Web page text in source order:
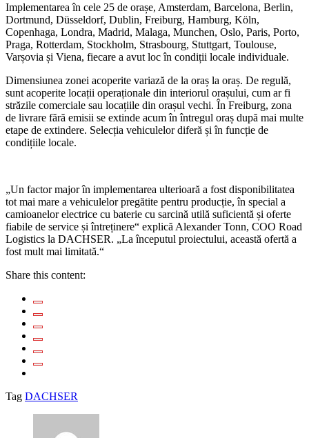
Implementarea în cele 25 de orașe, Amsterdam, Barcelona, Berlin,
Dortmund, Düsseldorf, Dublin, Freiburg, Hamburg, Köln,
Copenhaga, Londra, Madrid, Malaga, Munchen, Oslo, Paris, Porto,
Praga, Rotterdam, Stockholm, Strasbourg, Stuttgart, Toulouse,
Varșovia și Viena, fiecare a avut loc în condiții locale individuale.
Dimensiunea zonei acoperite variază de la oraș la oraș. De regulă,
sunt acoperite locații operaționale din interiorul orașului, cum ar fi
străzile comerciale sau locațiile din orașul vechi. În Freiburg, zona
de livrare fără emisii se extinde acum în întregul oraș după mai multe
etape de extindere. Selecția vehiculelor diferă și în funcție de
condițiile locale.
„Un factor major în implementarea ulterioară a fost disponibilitatea
tot mai mare a vehiculelor pregătite pentru producție, în special a
camioanelor electrice cu baterie cu sarcină utilă suficientă și oferte
fiabile de service și întreținere“ explică Alexander Tonn, COO Road
Logistics la DACHSER. „La începutul proiectului, această ofertă a
fost mult mai limitată.“
Share this content:
Tag DACHSER